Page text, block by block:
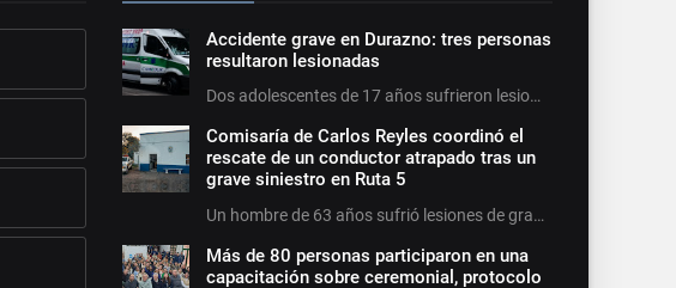
Accidente grave en Durazno: tres personas
resultaron lesionadas
Dos adolescentes de 17 años sufrieron lesio…
Comisaría de Carlos Reyles coordinó el
rescate de un conductor atrapado tras un
grave siniestro en Ruta 5
Un hombre de 63 años sufrió lesiones de gra…
Más de 80 personas participaron en una
capacitación sobre ceremonial, protocolo